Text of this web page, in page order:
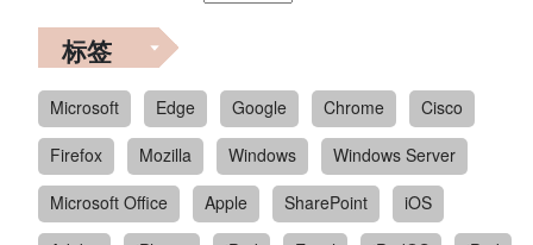
标签
Microsoft Edge Google Chrome
Cisco
Firefox
Mozilla Windows
Windows Server
Microsoft Office
Apple SharePoint
iOS